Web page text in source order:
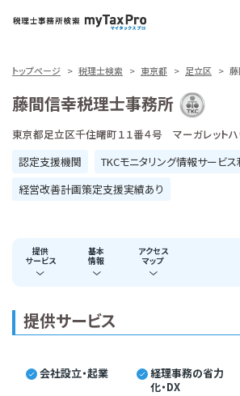
トップページ 税理士検索 東京都 足立区
藤間信幸税理士事務所
東京都足立区千住曙町１１番４号 マーガレットハ
認定支援機関
TKCモニタリング情報サービ
経営改善計画策定支援実績あり
提供
サービス
基本
情報
アクセス
マップ
提供サービス
会社設立・起業
経理事務の省力
化・DX